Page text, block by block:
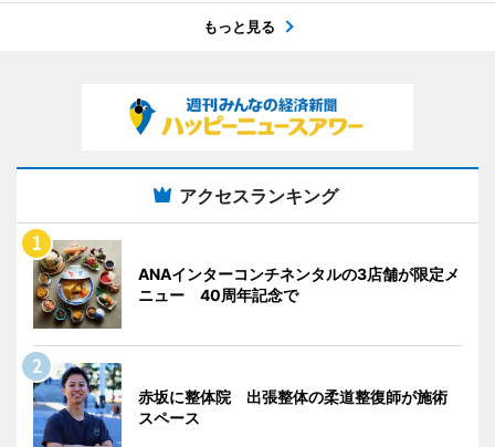
もっと見る
アクセスランキング
ANAインターコンチネンタルの3店舗が限定メ
ニュー 40周年記念で
赤坂に整体院 出張整体の柔道整復師が施術
スペース